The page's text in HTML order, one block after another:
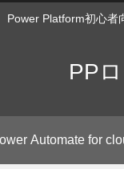
Power Platform初心者
PP
Automate for